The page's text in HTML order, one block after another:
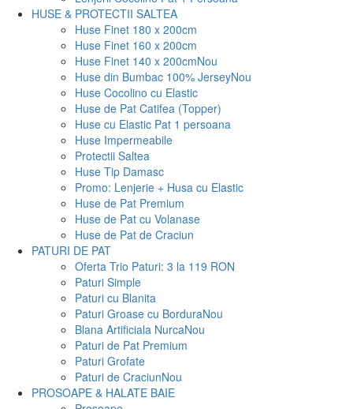
HUSE & PROTECTII SALTEA
Huse Finet 180 x 200cm
Huse Finet 160 x 200cm
Huse Finet 140 x 200cmNou
Huse din Bumbac 100% JerseyNou
Huse Cocolino cu Elastic
Huse de Pat Catifea (Topper)
Huse cu Elastic Pat 1 persoana
Huse Impermeabile
Protectii Saltea
Huse Tip Damasc
Promo: Lenjerie + Husa cu Elastic
Huse de Pat Premium
Huse de Pat cu Volanase
Huse de Pat de Craciun
PATURI DE PAT
Oferta Trio Paturi: 3 la 119 RON
Paturi Simple
Paturi cu Blanita
Paturi Groase cu BorduraNou
Blana Artificiala NurcaNou
Paturi de Pat Premium
Paturi Grofate
Paturi de CraciunNou
PROSOAPE & HALATE BAIE